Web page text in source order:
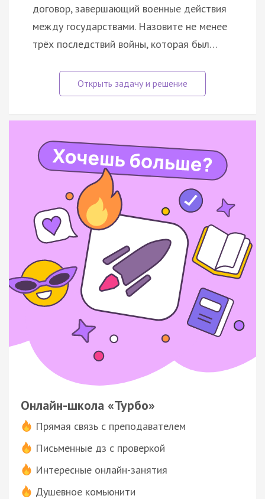
договор, завершающий военные действия
между государствами. Назовите не менее
трёх последствий войны, которая был…
Онлайн-школа «Турбо»
Прямая связь с преподавателем
Письменные дз с проверкой
Интересные онлайн-занятия
Душевное комьюнити